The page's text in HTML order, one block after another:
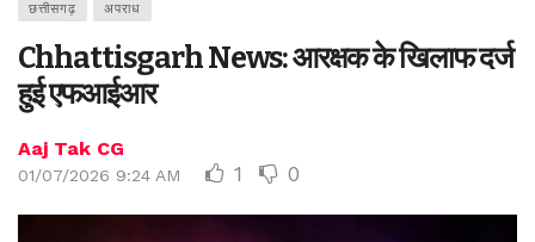
छत्तीसगढ़ अपराध
Chhattisgarh News: आरक्षक के खिलाफ दर्ज
हुई एफआईआर
Aaj Tak CG
01/07/2026 9:24 AM 1 0